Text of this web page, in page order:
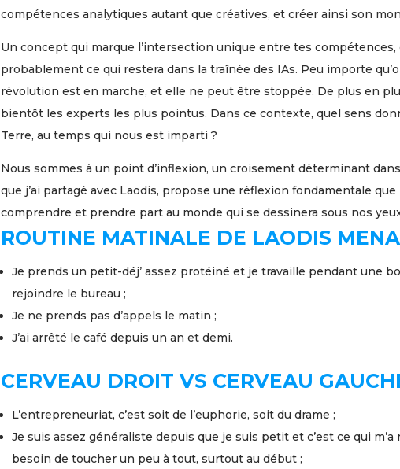
compétences analytiques autant que créatives, et créer ainsi son
Un concept qui marque l’intersection unique entre tes
probablement ce qui restera dans la traînée des IAs. Peu importe
révolution est en marche, et elle ne peut être stoppée. De plus en
bientôt les experts les plus pointus. Dans ce contexte, quel sens
Terre, au temps qui nous est imparti ?
Nous sommes à un point d’inflexion, un croisement déterminant
que j’ai partagé avec Laodis, propose une réflexion fondamentale
comprendre et prendre part au monde qui se dessinera sous nos
ROUTINE MATINALE DE LAODIS
Je prends un petit-déj’ assez protéiné et je travaille pendant une
rejoindre le bureau ;
Je ne prends pas d’appels le matin ;
J’ai arrêté le café depuis un an et demi.
CERVEAU DROIT VS CERVEAU
L’entrepreneuriat, c’est soit de l’euphorie, soit du drame ;
Je suis assez généraliste depuis que je suis petit et c’est ce qui
besoin de toucher un peu à tout, surtout au début ;